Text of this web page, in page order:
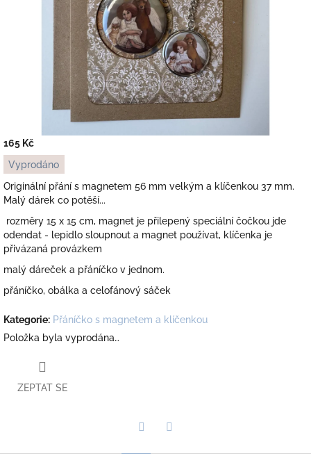
165 Kč
Měrná
cena:
Vyprodáno
Originální přání s magnetem 56 mm velkým a klíčenkou 37 mm.
Malý dárek co potěší...
rozměry 15 x 15 cm, magnet je přilepený speciální čočkou jde
odendat - lepidlo sloupnout a magnet používat, klíčenka je
přivázaná provázkem
malý dáreček a přáníčko v jednom.
přáníčko, obálka a celofánový sáček
Kategorie: Přáníčko s magnetem a klíčenkou
Položka byla vyprodána…
ZEPTAT SE